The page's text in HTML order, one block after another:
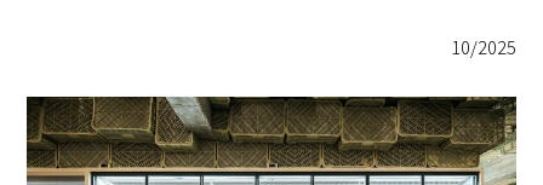
10/2025